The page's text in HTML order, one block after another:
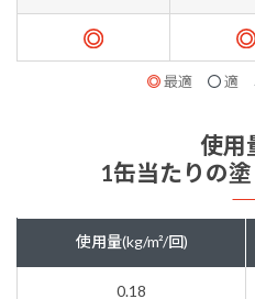
最適 適
使用
1缶当たりの塗
使用量(kg/m²/回)
0.18